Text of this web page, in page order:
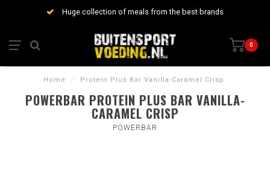
Huge collection of meals from the best brands
0
Home / Protein Plus Bar Vanilla-Caramel Crisp
POWERBAR PROTEIN PLUS BAR VANILLA-
CARAMEL CRISP
POWERBAR